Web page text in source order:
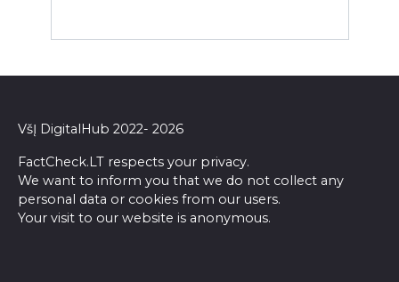
VšĮ DigitalHub 2022- 2026
FactCheck.LT respects your privacy.
We want to inform you that we do not collect any
personal data or cookies from our users.
Your visit to our website is anonymous.